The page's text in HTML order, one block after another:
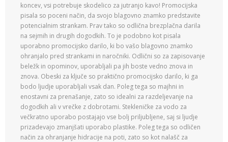
koncev, vsi potrebuje skodelico za jutranjo kavo! Promocijska
pisala so poceni način, da svojo blagovno znamko predstavite
potencialnim strankam. Prav tako so odlična brezplačna darila
na sejmih in drugih dogodkih. To je podobno kot pisala
uporabno promocijsko darilo, ki bo vašo blagovno znamko
ohranjalo pred strankami in naročniki. Odlični so za zapisovanje
beležk in opominov, uporabljali pa jih boste vedno znova in
znova. Obeski za ključe so praktično promocijsko darilo, ki ga
bodo ljudje uporabljali vsak dan. Poleg tega so majhni in
enostavni za prenašanje, zato so idealni za razdeljevanje na
dogodkih ali v vrečke z dobrotami. Stekleničke za vodo za
večkratno uporabo postajajo vse bolj priljubljene, saj si ljudje
prizadevajo zmanjšati uporabo plastike. Poleg tega so odličen
način za ohranjanje hidracije na poti, zato so kot nalašč za